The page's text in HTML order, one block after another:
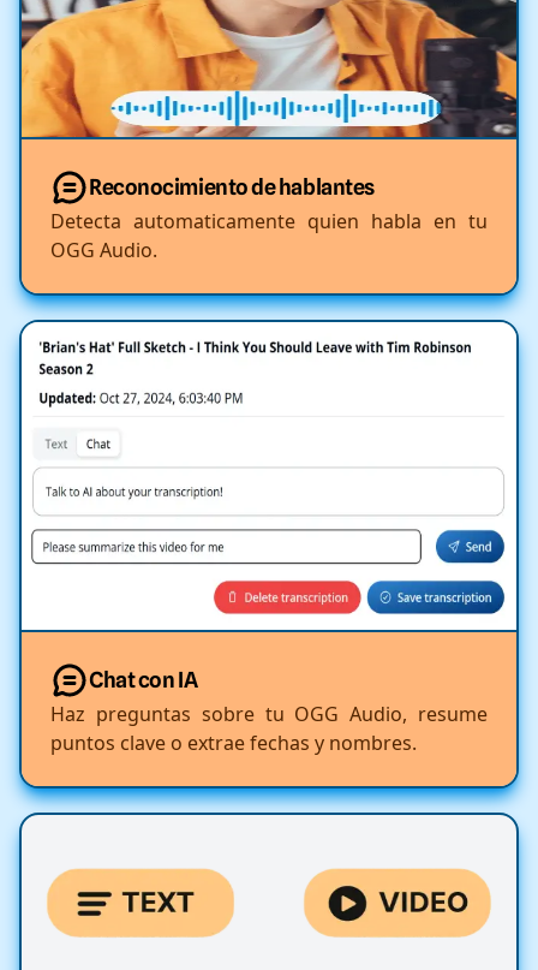
Reconocimiento de hablantes
Detecta automaticamente quien habla en tu
OGG Audio.
Chat con IA
Haz preguntas sobre tu OGG Audio, resume
puntos clave o extrae fechas y nombres.